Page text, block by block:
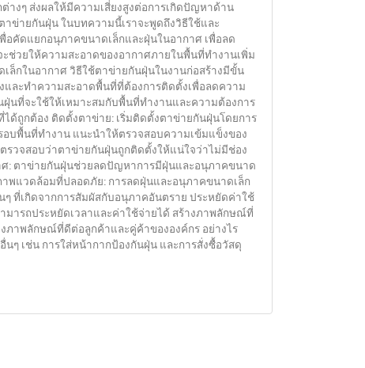
งๆ ส่งผลให้มีความเสี่ยงสูงต่อการเกิดปัญหาด้าน
ข่ายกันฝุ่น ในบทความนี้เราจะพูดถึงวิธีใช้และ
คัดแยกอนุภาคขนาดเล็กและฝุ่นในอากาศ เพื่อลด
ช่วยให้ความสะอาดของอากาศภายในพื้นที่ทำงานเพิ่ม
ล็กในอากาศ วิธีใช้ตาข่ายกันฝุ่นในงานก่อสร้างมีขั้น
และทำความสะอาดพื้นที่ที่ต้องการติดตั้งเพื่อลดความ
นที่จะใช้ให้เหมาะสมกับพื้นที่ทำงานและความต้องการ
ด้ถูกต้อง ติดตั้งตาข่าย: เริ่มติดตั้งตาข่ายกันฝุ่นโดยการ
บพื้นที่ทำงาน แนะนำให้ตรวจสอบความเข้มแข็งของ
รวจสอบว่าตาข่ายกันฝุ่นถูกติดตั้งให้แน่ใจว่าไม่มีช่อง
ศ: ตาข่ายกันฝุ่นช่วยลดปัญหาการมีฝุ่นและอนุภาคขนาด
าพแวดล้อมที่ปลอดภัย: การลดฝุ่นและอนุภาคขนาดเล็ก
ที่เกิดจากการสัมผัสกับอนุภาคอันตราย ประหยัดค่าใช้
ารถประหยัดเวลาและค่าใช้จ่ายได้ สร้างภาพลักษณ์ที่
ภาพลักษณ์ที่ดีต่อลูกค้าและคู่ค้าขององค์กร อย่างไร
เช่น การใส่หน้ากากป้องกันฝุ่น และการสั่งซื้อวัสดุ